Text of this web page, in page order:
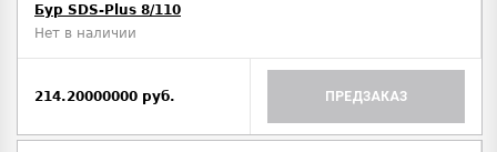
Бур SDS-Plus 8/110
Нет в наличии
214.20000000 руб. ПРЕДЗАКАЗ